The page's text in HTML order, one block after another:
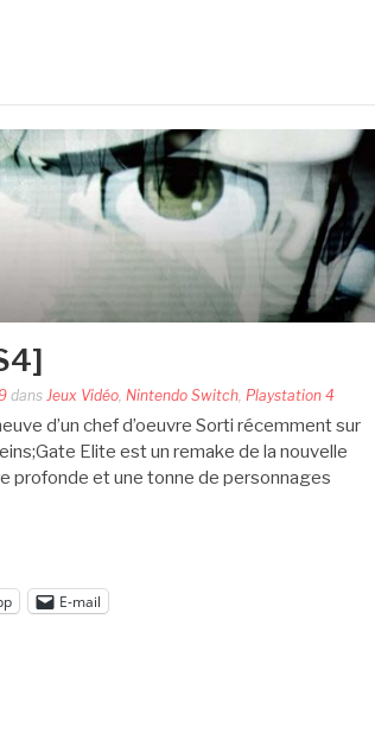
dans Jeux Vidéo Nintendo Switch Playstation 4
d’un chef d’oeuvre Sorti récemment sur
Elite est un remake de la nouvelle
profonde et une tonne de personnages
E-mail